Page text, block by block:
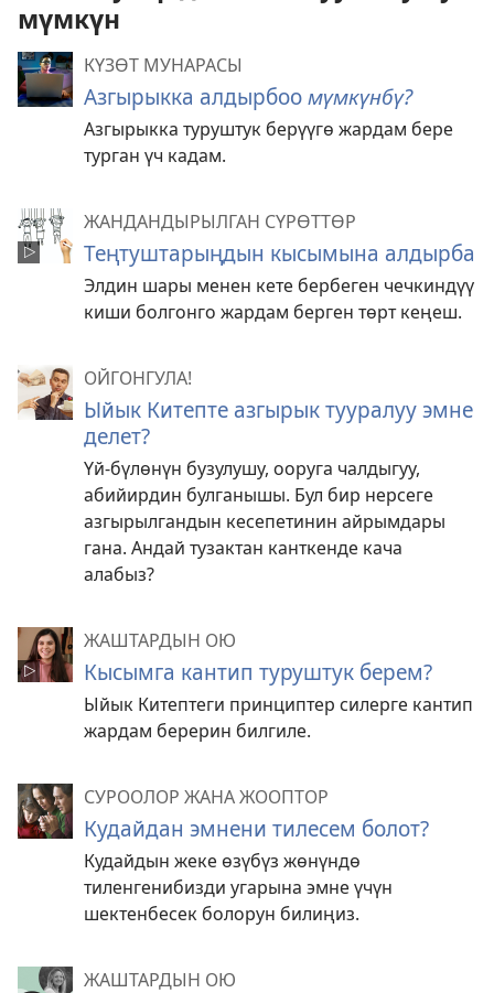
мүмкүн
КҮЗӨТ МУНАРАСЫ
Азгырыкка алдырбоомүмкүнбү?
Азгырыкка туруштук берүүгө жардам бере
турган үч кадам.
ЖАНДАНДЫРЫЛГАН СҮРӨТТӨР
Теңтуштарыңдын кысымына алдырба
Элдин шары менен кете бербеген чечкиндүү
киши болгонго жардам берген төрт кеңеш.
ОЙГОНГУЛА!
Ыйык Китепте азгырык тууралуу эмне
делет?
Үй-бүлөнүн бузулушу, ооруга чалдыгуу,
абийирдин булганышы. Бул бир нерсеге
азгырылгандын кесепетинин айрымдары
гана. Андай тузактан канткенде кача
алабыз?
ЖАШТАРДЫН ОЮ
Кысымга кантип туруштук берем?
Ыйык Китептеги принциптер силерге кантип
жардам берерин билгиле.
СУРООЛОР ЖАНА ЖООПТОР
Кудайдан эмнени тилесем болот?
Кудайдын жеке өзүбүз жөнүндө
тиленгенибизди угарына эмне үчүн
шектенбесек болорун билиңиз.
ЖАШТАРДЫН ОЮ